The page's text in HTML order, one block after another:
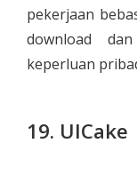
pekerjaan
download
keperluan
19. UICake